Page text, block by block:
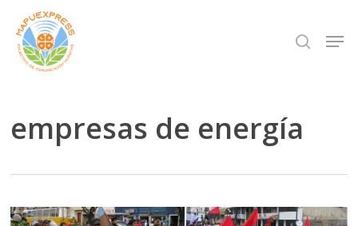
Skip
main
search
empresas de energía
Close